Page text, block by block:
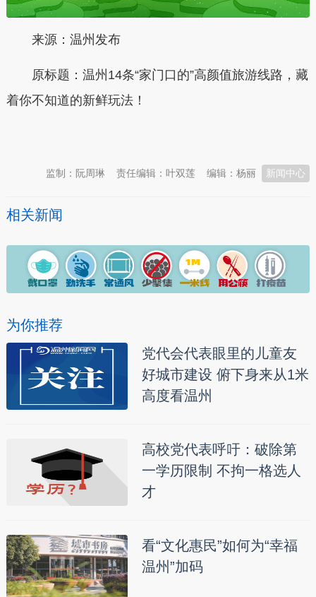
来源：温州发布
原标题：温州14条“家门口的”高颜值旅游线路，藏
着你不知道的新鲜玩法！
新闻中心
编辑：杨丽
责任编辑：叶双莲
监制：阮周琳
相关新闻
为你推荐
党代会代表眼里的儿童友
好城市建设 俯下身来从1米
高度看温州
高校党代表呼吁：破除第
一学历限制 不拘一格选人
才
看“文化惠民”如何为“幸福
温州”加码